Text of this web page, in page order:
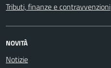
Tributi, finanze e contravvenzioni
NOVITÀ
Notizie